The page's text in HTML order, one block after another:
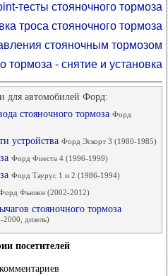
тесты стояночного тормоза
троса стояночного тормоза
стояночным тормозом
тормоза - снятие и установка
для автомобилей Форд:
стояночного тормоза Форд
устройства Форд Эскорт 3 (1980-1985)
Форд Фиеста 4 (1996-1999)
Форд Таурус 1 и 2 (1986-1994)
Фьюжн (2002-2012)
стояночного тормоза
дизель)
посетителей